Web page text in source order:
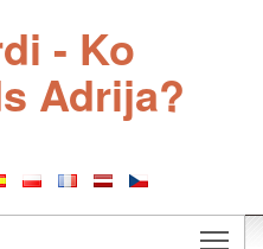
- Ko
Adrija?